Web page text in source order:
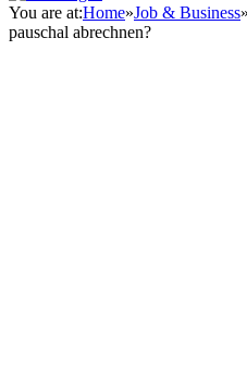
You are at:Home»Job & Business»
pauschal abrechnen?